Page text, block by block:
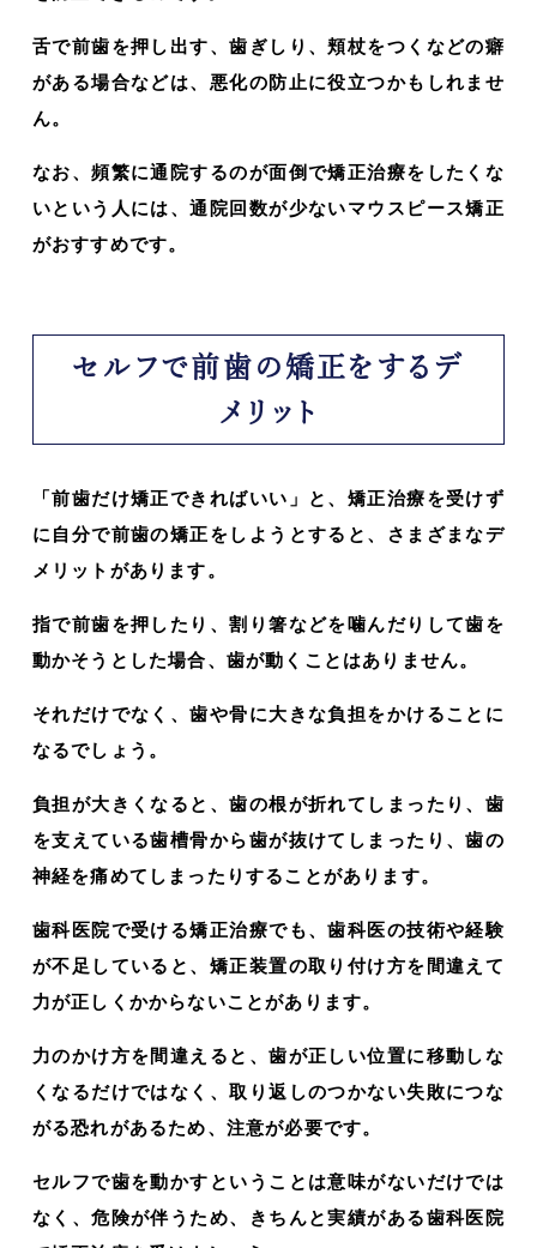
舌で前歯を押し出す、歯ぎしり、頬杖をつくなどの癖
がある場合などは、悪化の防止に役立つかもしれませ
ん。
なお、頻繁に通院するのが面倒で矯正治療をしたくな
いという人には、通院回数が少ないマウスピース矯正
がおすすめです。
セルフで前歯の矯正をするデ
メリット
「前歯だけ矯正できればいい」と、矯正治療を受けず
に自分で前歯の矯正をしようとすると、さまざまなデ
メリットがあります。
指で前歯を押したり、割り箸などを噛んだりして歯を
動かそうとした場合、歯が動くことはありません。
それだけでなく、歯や骨に大きな負担をかけることに
なるでしょう。
負担が大きくなると、歯の根が折れてしまったり、歯
を支えている歯槽骨から歯が抜けてしまったり、歯の
神経を痛めてしまったりすることがあります。
歯科医院で受ける矯正治療でも、歯科医の技術や経験
が不足していると、矯正装置の取り付け方を間違えて
力が正しくかからないことがあります。
力のかけ方を間違えると、歯が正しい位置に移動しな
くなるだけではなく、取り返しのつかない失敗につな
がる恐れがあるため、注意が必要です。
セルフで歯を動かすということは意味がないだけでは
なく、危険が伴うため、きちんと実績がある歯科医院